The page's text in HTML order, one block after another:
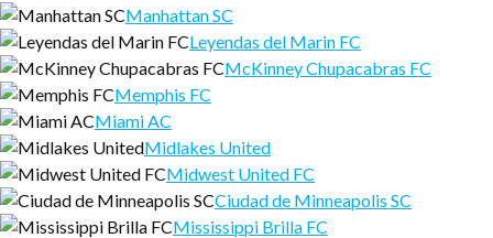
Manhattan SC
Leyendas del Marin FC
McKinney Chupacabras FC
Memphis FC
Miami AC
Midlakes United
Midwest United FC
Ciudad de Minneapolis SC
Mississippi Brilla FC